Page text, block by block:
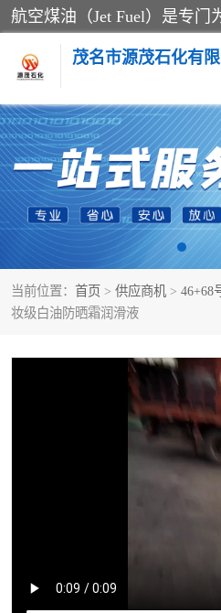
茂名市源茂石化有
当前位置： 首页 > 供应商机 > 46+68
妆级白油防晒霜润滑液
RP3航空煤油
D40+D60溶剂油
6号+120号溶剂油
异构烷烃
26+32号化妆级白油